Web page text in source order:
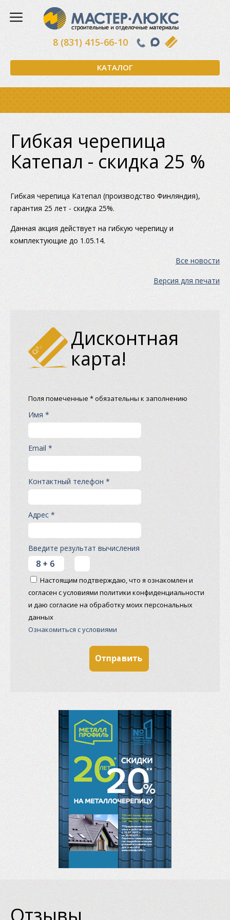
КАТАЛОГ
8 (831) 415-66-10
Гибкая черепица
Катепал - скидка 25 %
Гибкая черепица Катепал (производство Финляндия),
гарантия 25 лет - скидка 25%.
Данная акция действует на гибкую черепицу и
комплектующие до 1.05.14.
Все новости
Версия для печати
Дисконтная
карта!
Поля помеченные * обязательны к заполнению
Имя *
Email *
Контактный телефон *
Адрес *
Введите результат вычисления
Настоящим подтверждаю, что я ознакомлен и
согласен с условиями политики конфиденциальности
и даю согласие на обработку моих персональных
данных
Ознакомиться с условиями